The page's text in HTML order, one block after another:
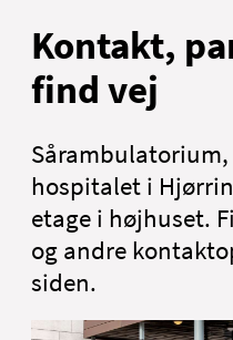
Kontakt,
find vej
hospitalet i
etage i højhuset.
og andre
siden.